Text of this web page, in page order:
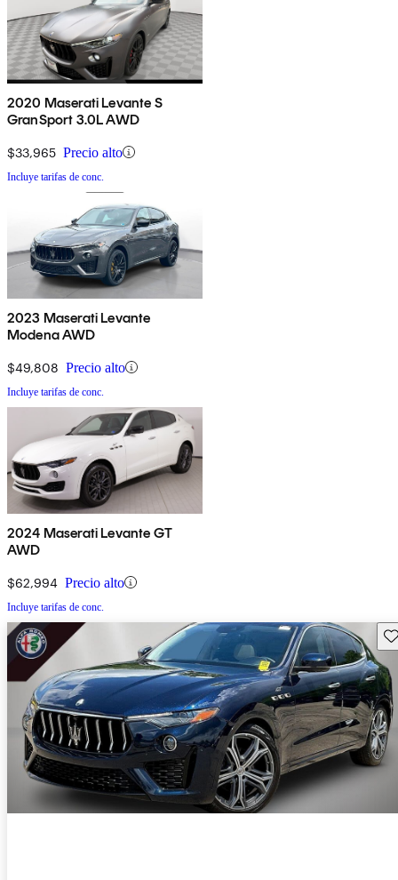
2020 Maserati Levante S
GranSport 3.0L AWD
$33,965 Precio alto
Incluye tarifas de conc.
2023 Maserati Levante
Modena AWD
$49,808 Precio alto
Incluye tarifas de conc.
2024 Maserati Levante GT
AWD
$62,994 Precio alto
Incluye tarifas de conc.